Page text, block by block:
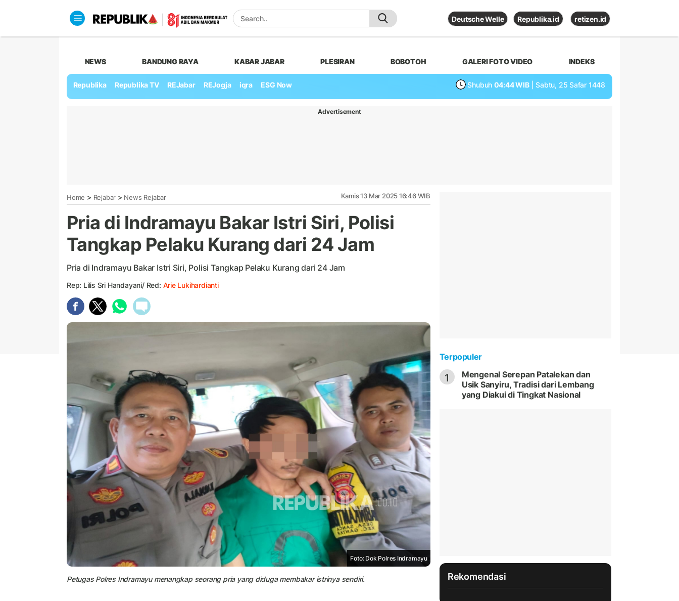
Deutsche Welle Republika.id retizen.id
NEWS BANDUNG RAYA KABAR JABAR PLESIRAN BOBOTOH GALERI FOTO VIDEO INDEKS
Republika Republika TV REJabar REJogja iqra ESG Now Shubuh 04:44 WIB | Sabtu, 25 Safar 1448
Advertisement
Home > Rejabar > News Rejabar Kamis 13 Mar 2025 16:46 WIB
Pria di Indramayu Bakar Istri Siri, Polisi
Tangkap Pelaku Kurang dari 24 Jam
Pria di Indramayu Bakar Istri Siri, Polisi Tangkap Pelaku Kurang dari 24 Jam
Rep: Lilis Sri Handayani/ Red: Arie Lukihardianti
Foto: Dok Polres Indramayu
Petugas Polres Indramayu menangkap seorang pria yang diduga membakar istrinya sendiri.
Terpopuler
1
Mengenal Serepan Patalekan dan
Usik Sanyiru, Tradisi dari Lembang
yang Diakui di Tingkat Nasional
Rekomendasi